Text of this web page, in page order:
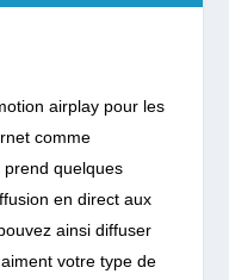
airplay pour les
comme
quelques
en direct aux
ainsi diffuser
votre type de